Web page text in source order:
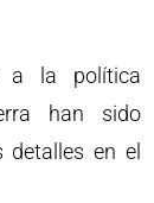
a la política
han sido
detalles en el